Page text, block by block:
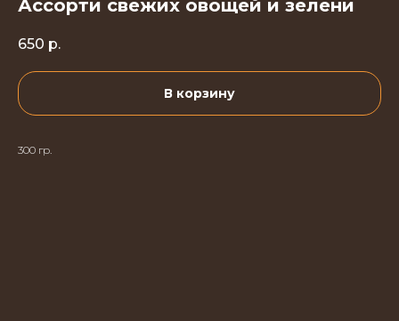
Ассорти свежих овощей и зелени
650 р.
В корзину
300 гр.